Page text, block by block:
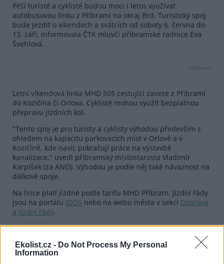
Ekolist.cz - Do Not Process My Personal
Information
Pěší turisté a cyklisté budou moci i letos využívat
autobusovou linku z Příbrami na okraj Brd. Turistický spoj
bude jezdit o víkendech a svátcích od soboty 6. června do
13. září, informovala ČTK mluvčí příbramské radnice Eva
Švehlová.
reklama
Letní víkendová linka MHD 505 cestující zaveze z Příbrami
do Kozičína či Orlova. Cyklisté mohou využít bezplatnou
přepravu jízdních kol.
"Tento spoj je pro turisty a cyklisty výhodou především s
ohledem na kapacitu parkovacích míst v Orlově a v
Kozičíně, kde navíc pokračují práce na výstavbě
kanalizace," uvedl příbramský místostarosta Vladimír
Karpíšek (za ANO). Výhodou je podle něj také návaznost na
dálkové spoje.
Na lince platí jízdné podle tarifu MHD Příbram. Jízdní řády
jsou na portálu IDOS nebo na webu města v sekci Doprava
a jízdní řády.
Chráněná krajinná oblast (CHKO) Brdy vznikla v lednu 2016
nejmladších velkoplošných chráněných území v Česku. V
Brdech je rozsáhlá síť cyklotras, která měří stovky kilometrů